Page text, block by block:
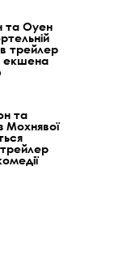
та Оуен
трейлер
екшена
та
Мохнявої